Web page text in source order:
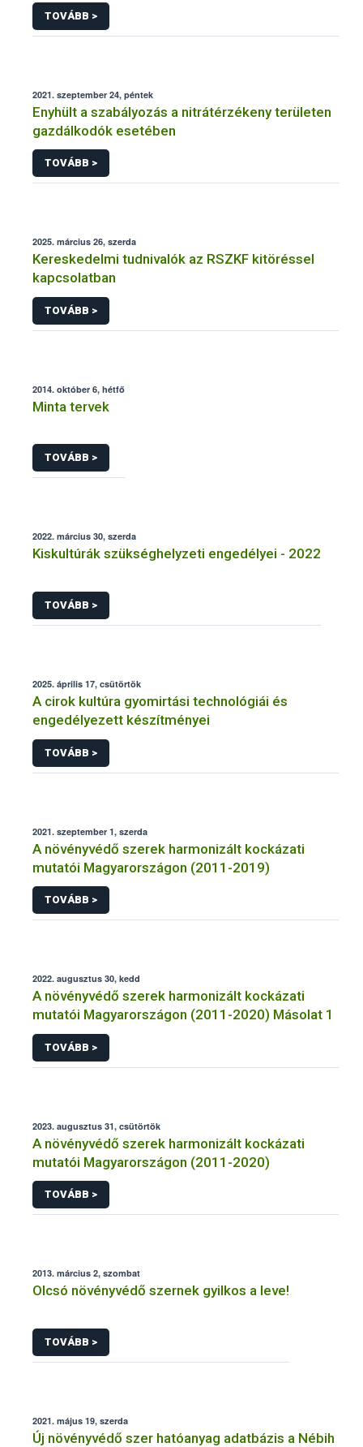
TOVÁBB >
2021. szeptember 24, péntek
Enyhült a szabályozás a nitrátérzékeny területen
gazdálkodók esetében
TOVÁBB >
2025. március 26, szerda
Kereskedelmi tudnivalók az RSZKF kitöréssel
kapcsolatban
TOVÁBB >
2014. október 6, hétfő
Minta tervek
TOVÁBB >
2022. március 30, szerda
Kiskultúrák szükséghelyzeti engedélyei - 2022
TOVÁBB >
2025. április 17, csütörtök
A cirok kultúra gyomirtási technológiái és
engedélyezett készítményei
TOVÁBB >
2021. szeptember 1, szerda
A növényvédő szerek harmonizált kockázati
mutatói Magyarországon (2011-2019)
TOVÁBB >
2022. augusztus 30, kedd
A növényvédő szerek harmonizált kockázati
mutatói Magyarországon (2011-2020) Másolat 1
TOVÁBB >
2023. augusztus 31, csütörtök
A növényvédő szerek harmonizált kockázati
mutatói Magyarországon (2011-2020)
TOVÁBB >
2013. március 2, szombat
Olcsó növényvédő szernek gyilkos a leve!
TOVÁBB >
2021. május 19, szerda
Új növényvédő szer hatóanyag adatbázis a Nébih